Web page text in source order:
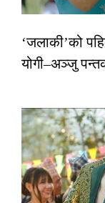
‘जलाकी’को
योगी–अञ्जु